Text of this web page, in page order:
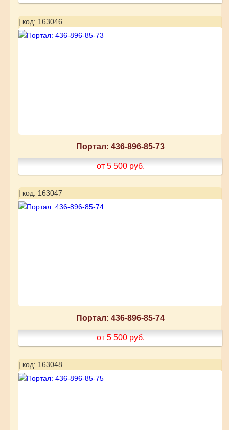
| код: 163046
Портал: 436-896-85-73
от 5 500 руб.
| код: 163047
Портал: 436-896-85-74
от 5 500 руб.
| код: 163048